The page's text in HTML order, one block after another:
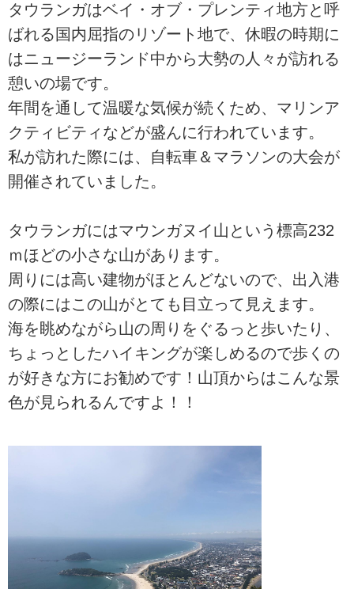
タウランガはベイ・オブ・プレンティ地方と呼
ばれる国内屈指のリゾート地で、休暇の時期に
はニュージーランド中から大勢の人々が訪れる
憩いの場です。
年間を通して温暖な気候が続くため、マリンア
クティビティなどが盛んに行われています。
私が訪れた際には、自転車＆マラソンの大会が
開催されていました。
タウランガにはマウンガヌイ山という標高232
ｍほどの小さな山があります。
周りには高い建物がほとんどないので、出入港
の際にはこの山がとても目立って見えます。
海を眺めながら山の周りをぐるっと歩いたり、
ちょっとしたハイキングが楽しめるので歩くの
が好きな方にお勧めです！山頂からはこんな景
色が見られるんですよ！！